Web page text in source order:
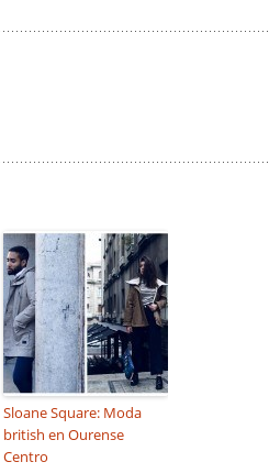
Sloane Square: Moda
british en Ourense
Centro